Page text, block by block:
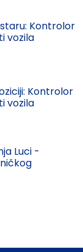
Kontrolor
vozila
Kontrolor
vozila
Luci -